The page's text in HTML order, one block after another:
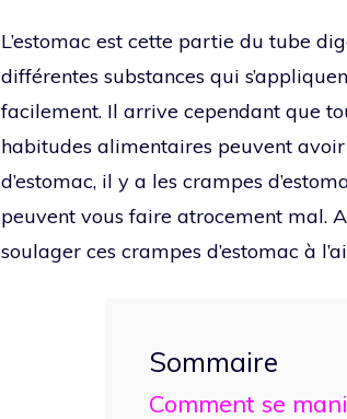
L’estomac est cette partie du tube
différentes substances qui
facilement. Il arrive cependant que
habitudes alimentaires peuvent
d’estomac, il y a les crampes
peuvent vous faire atrocement mal.
soulager ces crampes d’estomac à
Sommaire
Comment se